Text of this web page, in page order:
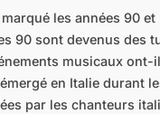
les années 90
90 sont devenus des
musicaux
en Italie durant
par les chanteurs